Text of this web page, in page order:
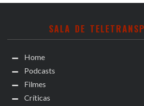
SALA DE
Home
Podcasts
Filmes
Críticas